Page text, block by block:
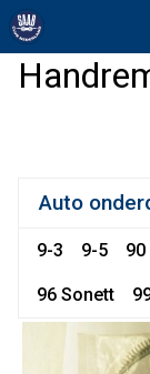
Auto
9-3 9-5 90
96 Sonett